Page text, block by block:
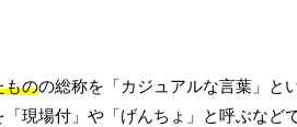
ものの総称を「カジュアルな言葉」と
現場付」や「げんちょ」と呼ぶなど